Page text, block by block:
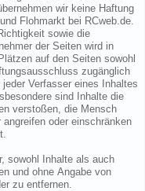
wir keine Haftung
Flohmarkt bei RCweb.de.
sowie die
der Seiten wird in
auf den Seiten sowohl
zugänglich
Verfasser eines Inhaltes
sind Inhalte die
verstoßen, die Mensch
oder einschränken
sowohl Inhalte als auch
und ohne Angabe von
zu entfernen.